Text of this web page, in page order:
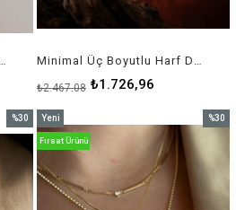
₺1.726,96
₺2.467,08
%30
İndirim
%30İndirim
%30
Yeni
Ürün
Fırsat Ürünü